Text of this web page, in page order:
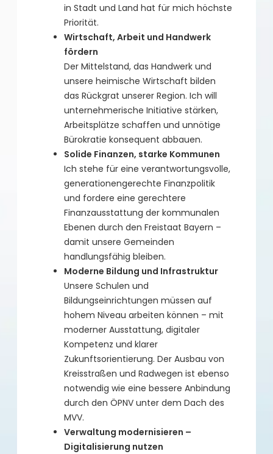
in Stadt und Land hat für mich höchste
Priorität.
Wirtschaft, Arbeit und Handwerk
fördern
Der Mittelstand, das Handwerk und
unsere heimische Wirtschaft bilden
das Rückgrat unserer Region. Ich will
unternehmerische Initiative stärken,
Arbeitsplätze schaffen und unnötige
Bürokratie konsequent abbauen.
Solide Finanzen, starke Kommunen
Ich stehe für eine verantwortungsvolle,
generationengerechte Finanzpolitik
und fordere eine gerechtere
Finanzausstattung der kommunalen
Ebenen durch den Freistaat Bayern –
damit unsere Gemeinden
handlungsfähig bleiben.
Moderne Bildung und Infrastruktur
Unsere Schulen und
Bildungseinrichtungen müssen auf
hohem Niveau arbeiten können – mit
moderner Ausstattung, digitaler
Kompetenz und klarer
Zukunftsorientierung. Der Ausbau von
Kreisstraßen und Radwegen ist ebenso
notwendig wie eine bessere Anbindung
durch den ÖPNV unter dem Dach des
MVV.
Verwaltung modernisieren –
Digitalisierung nutzen